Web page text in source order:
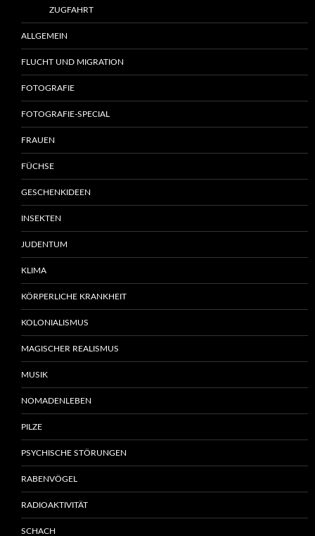
ZUGFAHRT
ALLGEMEIN
FLUCHT UND MIGRATION
FOTOGRAFIE
FOTOGRAFIE-SPECIAL
FRAUEN
FÜCHSE
GESCHENKIDEEN
INSEKTEN
JUDENTUM
KLIMA
KÖRPERLICHE KRANKHEIT
KOLONIALISMUS
MAGISCHER REALISMUS
MUSIK
NOMADENLEBEN
PILZE
PSYCHISCHE STÖRUNGEN
RABENVÖGEL
RADIOAKTIVITÄT
SCHACH